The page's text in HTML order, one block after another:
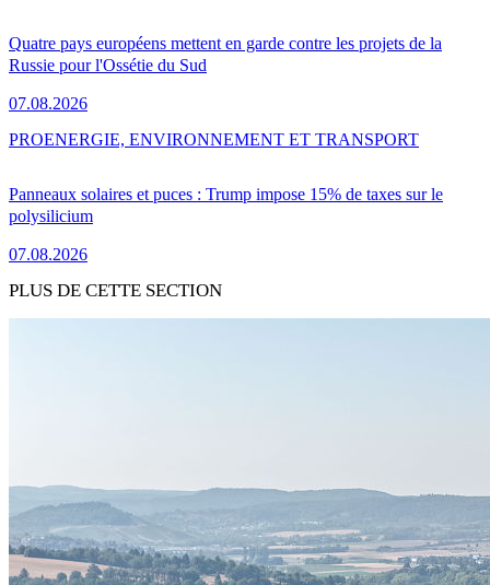
Quatre pays européens mettent en garde contre les projets de la
Russie pour l'Ossétie du Sud
07.08.2026
Panneaux solaires et puces : Trump impose 15% de taxes sur le
polysilicium
07.08.2026
PROENERGIE, ENVIRONNEMENT ET TRANSPORT
PLUS DE CETTE SECTION